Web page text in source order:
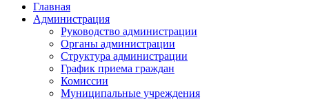
Главная
Администрация
Руководство администрации
Органы администрации
Структура администрации
График приема граждан
Комиссии
Муниципальные учреждения